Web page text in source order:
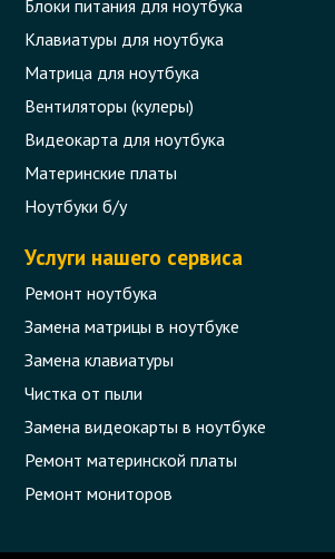
Блоки питания для ноутбука
Клавиатуры для ноутбука
Матрица для ноутбука
Вентиляторы (кулеры)
Видеокарта для ноутбука
Материнские платы
Ноутбуки б/у
Услуги нашего сервиса
Ремонт ноутбука
Замена матрицы в ноутбуке
Замена клавиатуры
Чистка от пыли
Замена видеокарты в ноутбуке
Ремонт материнской платы
Ремонт мониторов